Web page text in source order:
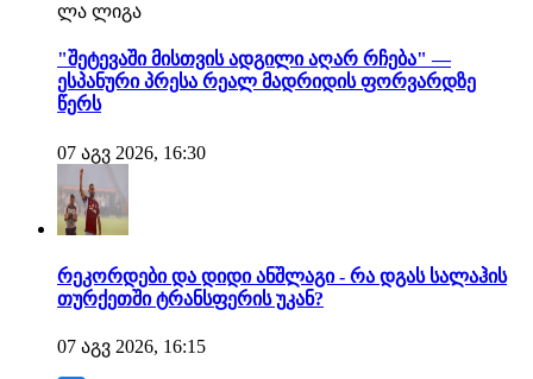
ლა ლიგა
"შეტევაში მისთვის ადგილი აღარ რჩება" —
ესპანური პრესა რეალ მადრიდის ფორვარდზე
წერს
07 აგვ 2026, 16:30
რეკორდები და დიდი ანშლაგი - რა დგას სალაჰის
თურქეთში ტრანსფერის უკან?
07 აგვ 2026, 16:15